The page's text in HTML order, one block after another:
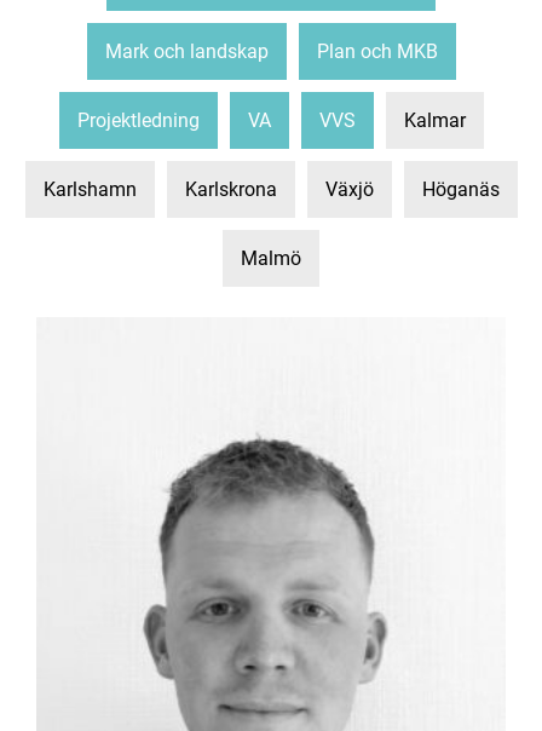
Mark och landskap Plan och MKB
Projektledning VA VVS Kalmar
Karlshamn Karlskrona Växjö Höganäs
Malmö